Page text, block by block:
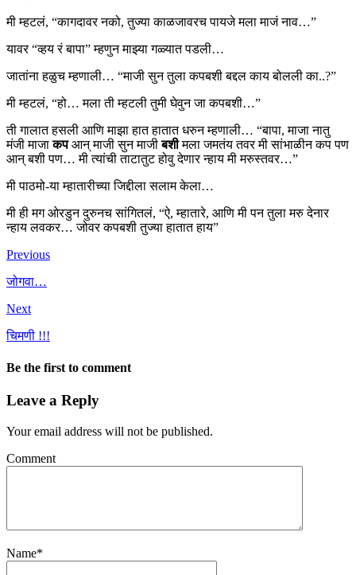
मी म्हटलं, “कागदावर नको, तुज्या काळजावरच पायजे मला माजं नाव…”
यावर “व्हय रं बापा” म्हणुन माझ्या गळ्यात पडली…
जातांना हळुच म्हणाली… “माजी सुन तुला कपबशी बद्दल काय बोलली का..?”
मी म्हटलं, “हो… मला ती म्हटली तुमी घेवुन जा कपबशी…”
ती गालात हसली आणि माझा हात हातात धरुन म्हणाली… “बापा, माजा नातु
मंजी माजाकपआन् माजी सुन माजीबशीमला जमतंय तवर मी सांभाळीन कप पण
आन् बशी पण… मी त्यांची ताटातुट होवु देणार न्हाय मी मरुस्तवर…”
मी पाठमो-या म्हातारीच्या जिद्दीला सलाम केला…
मी ही मग ओरडुन दुरुनच सांगितलं, “ऐ, म्हातारे, आणि मी पन तुला मरु देनार
न्हाय लवकर… जोवर कपबशी तुज्या हातात हाय”
Previous
जोगवा…
Next
चिमणी !!!
Be the first to comment
Leave a Reply
Your email address will not be published.
Comment
Name*